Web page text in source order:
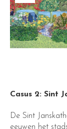
Casus 2: Sint
De Sint
eeuwen het